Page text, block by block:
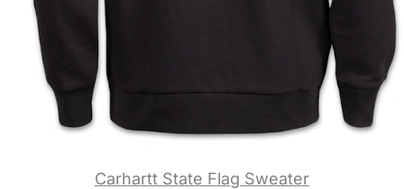
Carhartt State Flag Sweater